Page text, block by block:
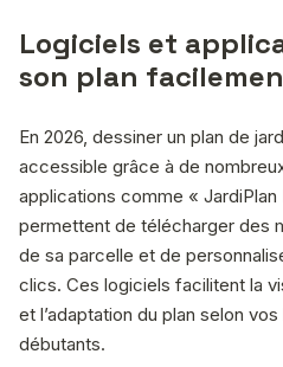
Logiciels et
son plan
En 2026, dessiner un plan de
accessible grâce à de
applications comme «
permettent de télécharger des
de sa parcelle et de
clics. Ces logiciels facilitent la
et l’adaptation du plan selon
débutants.